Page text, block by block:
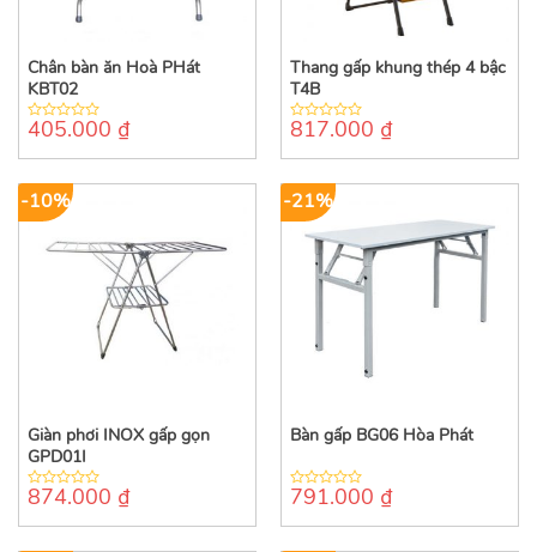
Chân bàn ăn Hoà PHát
KBT02
0
of
405.000 ₫
Thang gấp khung thép 4 bậc
T4B
0
of
817.000 ₫
-10%
Giàn phơi INOX gấp gọn
GPD01I
0
of
874.000 ₫
-21%
Bàn gấp BG06 Hòa Phát
0
of
791.000 ₫